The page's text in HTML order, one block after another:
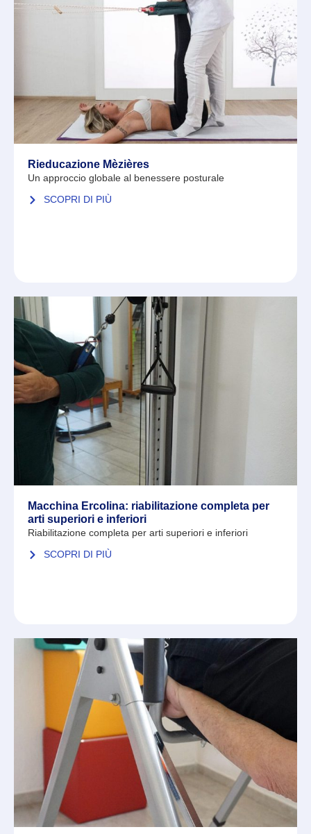
Rieducazione Mèzières
Un approccio globale al benessere posturale
SCOPRI DI PIÙ
Macchina Ercolina: riabilitazione completa per
arti superiori e inferiori
Riabilitazione completa per arti superiori e inferiori
SCOPRI DI PIÙ